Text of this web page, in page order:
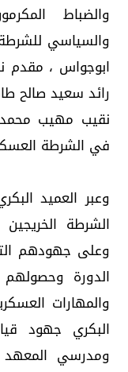
والضباط
والسياسي
ابوجواس ، مقدم
رائد سعيد صالح
نقيب مهيب محمد
في الشرطة
وعبر العميد
الشرطة
الدورة وحصولهم
والمهارات
البكري جهود
ومدرسي